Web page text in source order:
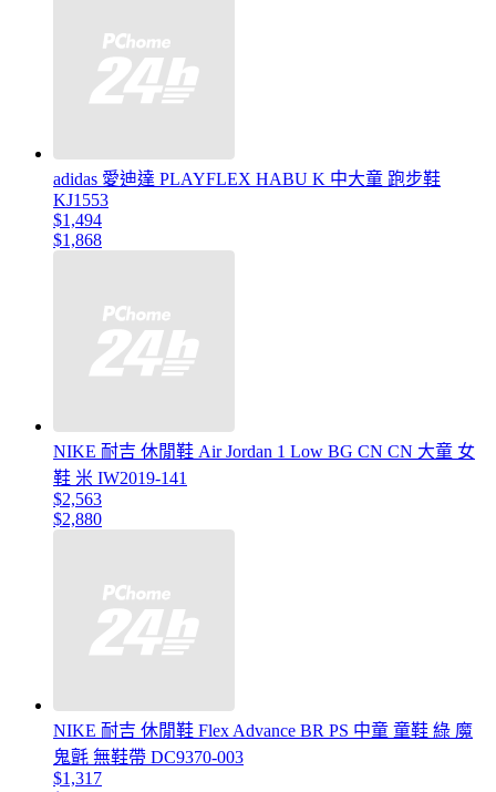
adidas 愛迪達 PLAYFLEX HABU K 中大童 跑步鞋
KJ1553
$1,494
$1,868
NIKE 耐吉 休閒鞋 Air Jordan 1 Low BG CN CN 大童 女
鞋 米 IW2019-141
$2,563
$2,880
NIKE 耐吉 休閒鞋 Flex Advance BR PS 中童 童鞋 綠 魔
鬼氈 無鞋帶 DC9370-003
$1,317